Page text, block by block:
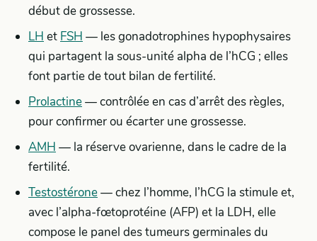
début de grossesse.
LH et FSH — les gonadotrophines hypophysaires
qui partagent la sous-unité alpha de l’hCG ; elles
font partie de tout bilan de fertilité.
Prolactine— contrôlée en cas d’arrêt des règles,
pour confirmer ou écarter une grossesse.
AMH — la réserve ovarienne, dans le cadre de la
fertilité.
Testostérone— chez l’homme, l’hCG la stimule et,
avec l’alpha-fœtoprotéine (AFP) et la LDH, elle
compose le panel des tumeurs germinales du